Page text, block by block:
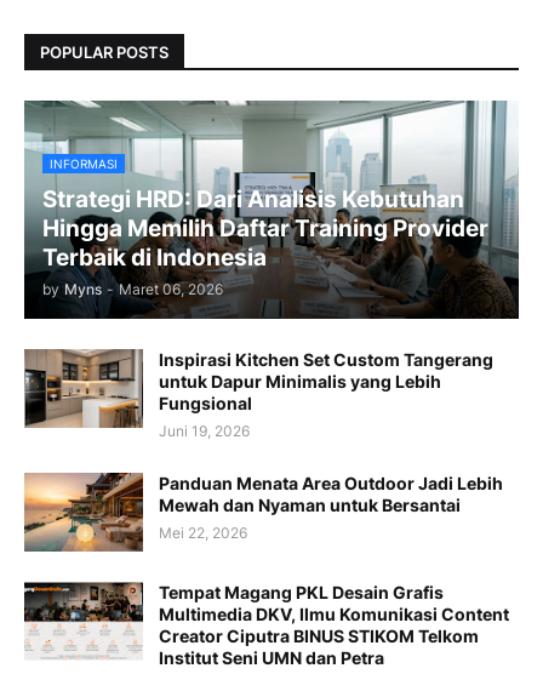
POPULAR POSTS
INFORMASI
Strategi HRD: Dari Analisis Kebutuhan
Hingga Memilih Daftar Training Provider
Terbaik di Indonesia
by Myns - Maret 06, 2026
Inspirasi Kitchen Set Custom Tangerang
untuk Dapur Minimalis yang Lebih
Fungsional
Juni 19, 2026
Panduan Menata Area Outdoor Jadi Lebih
Mewah dan Nyaman untuk Bersantai
Mei 22, 2026
Tempat Magang PKL Desain Grafis
Multimedia DKV, Ilmu Komunikasi Content
Creator Ciputra BINUS STIKOM Telkom
Institut Seni UMN dan Petra